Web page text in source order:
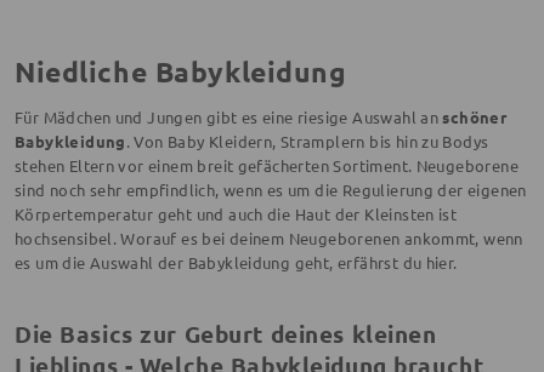
Niedliche Babykleidung
Für Mädchen und Jungen gibt es eine riesige Auswahl anschöner
Babykleidung. Von Baby Kleidern, Stramplern bis hin zu Bodys
stehen Eltern vor einem breit gefächerten Sortiment. Neugeborene
sind noch sehr empfindlich, wenn es um die Regulierung der eigenen
Körpertemperatur geht und auch die Haut der Kleinsten ist
hochsensibel. Worauf es bei deinem Neugeborenen ankommt, wenn
es um die Auswahl der Babykleidung geht, erfährst du hier.
Die Basics zur Geburt deines kleinen
Lieblings - Welche Babykleidung braucht